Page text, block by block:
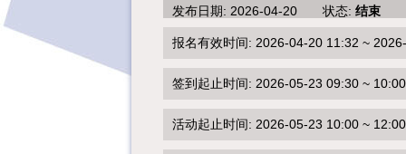
发布日期: 2026-04-20 状态: 结束
报名有效时间: 2026-04-20 11:32 ~
签到起止时间: 2026-05-23 09:30 ~ 10:00
活动起止时间: 2026-05-23 10:00 ~ 12:00